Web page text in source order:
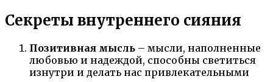
Секреты внутреннего сияния
Позитивная мысль – мысли, наполненные
любовью и надеждой, способны светиться
изнутри и делать нас привлекательными